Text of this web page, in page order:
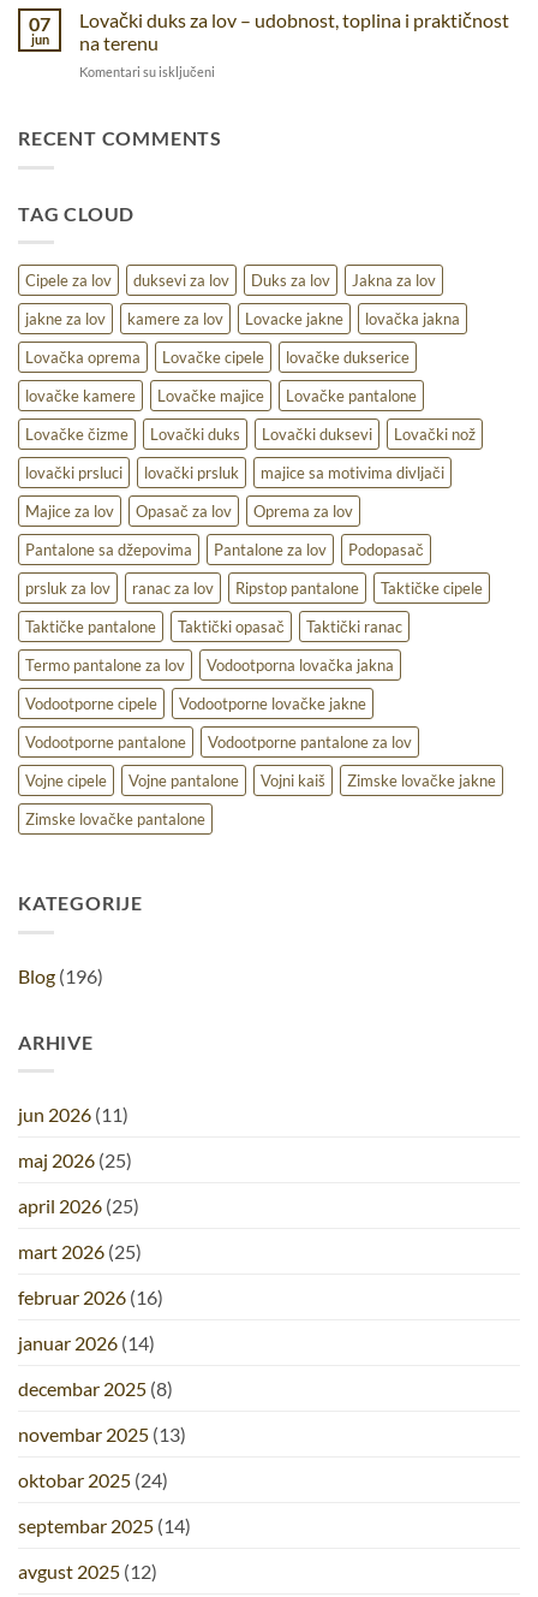
udobnost
lovačke
uslove
07
jun
Lovački duks za lov – udobnost, toplina i praktičnost
na terenu
Komentari su isključeni
za
na
terenu
RECENT COMMENTS
TAG CLOUD
Cipele za lov duksevi za lov Duks za lov
Jakna za lov
jakne za lov
kamere za lov Lovacke jakne
lovačka jakna
Lovačka oprema
Lovačke cipele
lovačke dukserice
lovačke kamere
Lovačke majice
Lovačke pantalone
Lovačke čizme
Lovački duks Lovački duksevi
Lovački nož
lovački prsluci
lovački prsluk
majice sa motivima divljači
Majice za lov
Opasač za lov
Oprema za lov
Pantalone sa džepovima
Pantalone za lov
Podopasač
prsluk za lov
ranac za lov Ripstop pantalone
Taktičke cipele
Taktičke pantalone
Taktički opasač
Taktički ranac
Termo pantalone za lov
Vodootporna lovačka jakna
Vodootporne cipele
Vodootporne lovačke jakne
Vodootporne pantalone
Vodootporne pantalone za lov
Vojne cipele
Vojne pantalone Vojni kaiš
Zimske lovačke jakne
Zimske lovačke pantalone
KATEGORIJE
Blog (196)
ARHIVE
jun 2026 (11)
maj 2026 (25)
april 2026 (25)
mart 2026 (25)
februar 2026 (16)
januar 2026 (14)
decembar 2025 (8)
novembar 2025 (13)
oktobar 2025 (24)
septembar 2025 (14)
avgust 2025 (12)